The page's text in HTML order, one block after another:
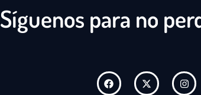
Síguenos para no
F
a
X
-
I
n